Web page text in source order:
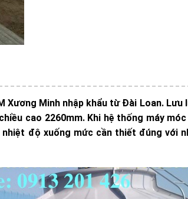
Minh nhập khẩu từ Đài Loan. Lưu
cao 2260mm. Khi hệ thống máy
độ xuống mức cần thiết đúng với